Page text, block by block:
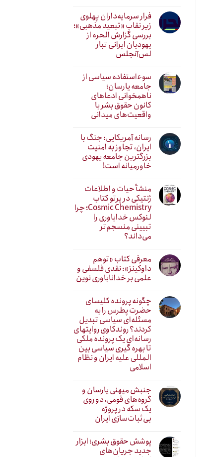
فرار سرمایه‌داران پهلوی
زیر نقابِ «تبعید مذهبی»؛
بررسی گزارش الحره از
یهودیان ایرانی تبار
لس‌آنجلس
سوءاستفاده سیاسی از
جامعه یارسان؛
ناهمخوانی ادعاهای
کانون حقوق بشر با
واقعیت‌های میدانی
رسانه آمریکایی: جنگ با
ایران، تجاوز به امنیت
بزرگترین جامعه یهودی
خاورمیانه است!
منشأ حیات و اطلاعات
ژنتیکی در پرتو کتاب
Cosmic Chemistry؛ چرا
لنوکس خداباوری را
تبیینی منسجم‌تر
می‌داند؟
معرفی کتاب «توهم
داوکینز»: نقدی فلسفی و
علمی بر خداناباوری نوین
چگونه پرونده کلیسای
حضرت پطرس را به
مسئله‌ای سیاسی تبدیل
کردند؟ روندکاوی روایتهای
رسانه‌ایِ یک پرونده ملکی
تا بهره گیری سیاسی بین
المللی علیه ایران و نظام
اسلامی
جنبش میهنی یارسان و
گروه‌های قومی، دو روی
یک سکه در پروژه
بی‌ثبات‌سازی ایران
پوشش حقوق بشری؛ ابزار
جدید جریان‌های